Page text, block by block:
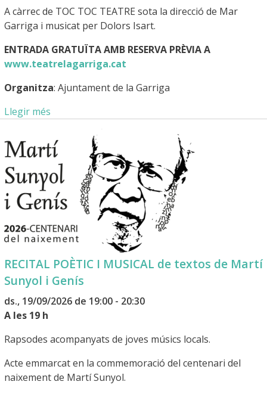
A càrrec de TOC TOC TEATRE sota la direcció de Mar
Garriga i musicat per Dolors Isart.
ENTRADA GRATUÏTA AMB RESERVA PRÈVIA A
www.teatrelagarriga.cat
Organitza: Ajuntament de la Garriga
Llegir més
RECITAL POÈTIC I MUSICAL de textos de Martí
Sunyol i Genís
ds., 19/09/2026 de 19:00 - 20:30
A les 19 h
Rapsodes acompanyats de joves músics locals.
Acte emmarcat en la commemoració del centenari del
naixement de Martí Sunyol.